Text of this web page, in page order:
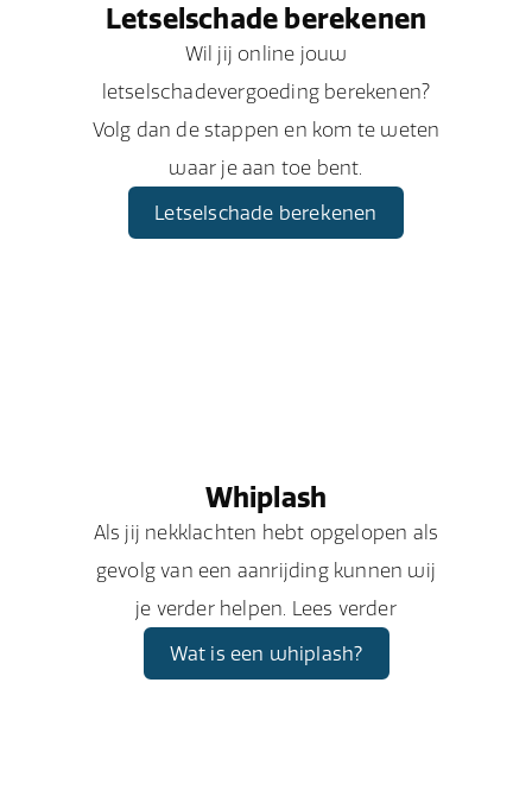
Letselschade berekenen
Wil jij online jouw
letselschadevergoeding berekenen?
Volg dan de stappen en kom te weten
waar je aan toe bent.
Letselschade berekenen
Whiplash
Als jij nekklachten hebt opgelopen als
gevolg van een aanrijding kunnen wij
je verder helpen. Lees verder
Wat is een whiplash?